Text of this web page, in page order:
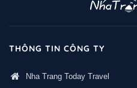
THÔNG TIN CÔNG TY
Nha Trang Today Travel